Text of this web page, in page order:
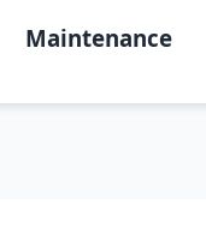
Maintenance